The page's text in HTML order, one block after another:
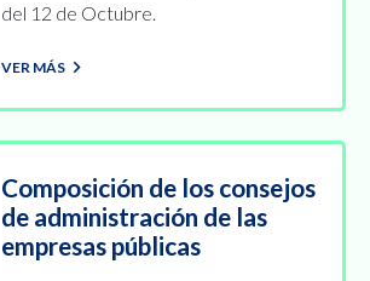
del 12 de Octubre.
VER MÁS
Composición de los consejos
de administración de las
empresas públicas